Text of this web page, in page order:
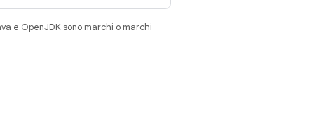
e OpenJDK sono marchi o marchi